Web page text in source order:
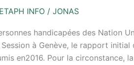
INFO / JONAS
handicapées des Nation
à Genève, le rapport
en2016. Pour la circonstance,